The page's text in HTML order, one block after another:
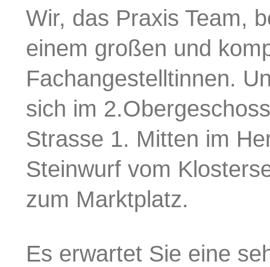
Wir, das Praxis Team,
einem großen und
Fachangestelltinnen.
sich im
Strasse 1. Mitten im
Steinwurf vom
zum Marktplatz.
Es erwartet Sie eine